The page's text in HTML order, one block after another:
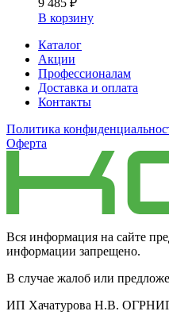
9 485 ₽
В корзину
Каталог
Акции
Профессионалам
Доставка и оплата
Контакты
Политика
Оферта
Вся информация на сайте
информации запрещено.
В случае жалоб или
ИП Хачатурова Н.В. ОГРНИП